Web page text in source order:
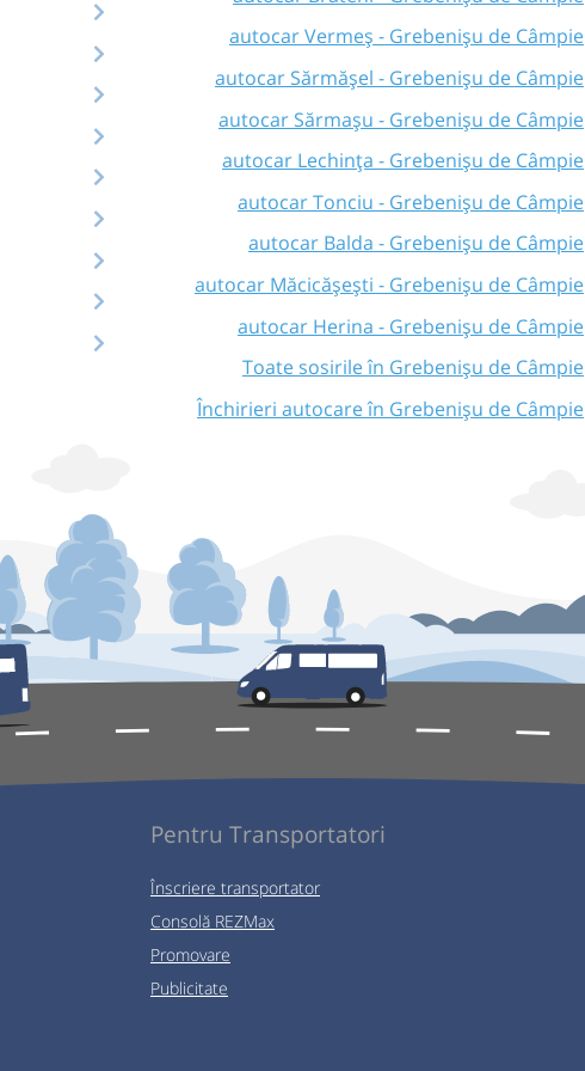
autocar Vermeș - Grebenișu de Câmpie
autocar Sărmășel - Grebenișu de Câmpie
autocar Sărmașu - Grebenișu de Câmpie
autocar Lechința - Grebenișu de Câmpie
autocar Tonciu - Grebenișu de Câmpie
autocar Balda - Grebenișu de Câmpie
autocar Măcicășești - Grebenișu de Câmpie
autocar Herina - Grebenișu de Câmpie
Toate sosirile în Grebenișu de Câmpie
Închirieri autocare în Grebenișu de Câmpie
Pentru Transportatori
Înscriere transportator
Consolă REZMax
Promovare
Publicitate